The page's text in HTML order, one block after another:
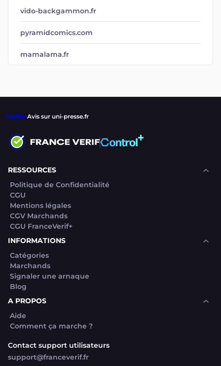
vido-backgammon.fr
pyramidcomics.com
mamalama.fr
VerifierAvis sur uni-presse.fr
RESSOURCES
Politique de Confidentialité
CGU
Mentions légales
CGV Marchands
CGU FranceVerif+
INFORMATIONS
Catégories
Marchands
Signaler une arnaque
Blog
A PROPOS
Aide
Comment ça marche ?
Contact support utilisateurs
support@franceverif.fr